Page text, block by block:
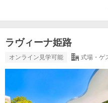
ラヴィーナ姫路
オンライン見学可能 式場・ゲ